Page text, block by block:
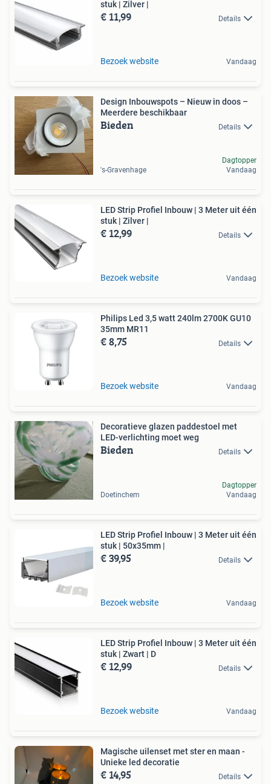
stuk | Zilver |
€ 11,99 Details
Bezoek website Vandaag
Design Inbouwspots – Nieuw in doos –
Meerdere beschikbaar
Bieden Details
's-Gravenhage
Dagtopper
Vandaag
LED Strip Profiel Inbouw | 3 Meter uit één
stuk | Zilver |
€ 12,99 Details
Bezoek website Vandaag
Philips Led 3,5 watt 240lm 2700K GU10
35mm MR11
€ 8,75 Details
Bezoek website Vandaag
Decoratieve glazen paddestoel met
LED-verlichting moet weg
Bieden Details
Doetinchem
Dagtopper
Vandaag
LED Strip Profiel Inbouw | 3 Meter uit één
stuk | 50x35mm |
€ 39,95 Details
Bezoek website Vandaag
LED Strip Profiel Inbouw | 3 Meter uit één
stuk | Zwart | D
€ 12,99 Details
Bezoek website Vandaag
Magische uilenset met ster en maan -
Unieke led decoratie
€ 14,95 Details